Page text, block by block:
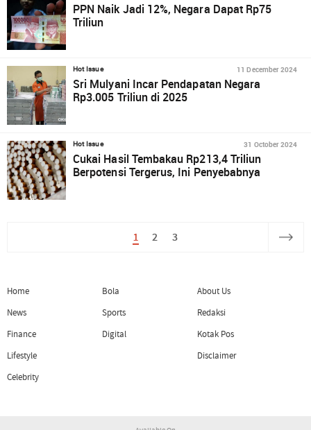
PPN Naik Jadi 12%, Negara Dapat Rp75
Triliun
Hot Issue 11 December 2024
Sri Mulyani Incar Pendapatan Negara
Rp3.005 Triliun di 2025
Hot Issue 31 October 2024
Cukai Hasil Tembakau Rp213,4 Triliun
Berpotensi Tergerus, Ini Penyebabnya
1 2 3
Home
News
Finance
Lifestyle
Celebrity
Bola
Sports
Digital
About Us
Redaksi
Kotak Pos
Disclaimer